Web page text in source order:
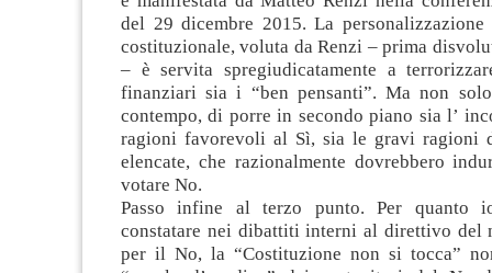
del 29 dicembre 2015. La personalizzazione
costituzionale, voluta da Renzi – prima
– è servita spregiudicatamente a
finanziari sia i “ben pensanti”. Ma non
contempo, di porre in secondo piano sia l’
ragioni favorevoli al Sì, sia le gravi ragioni
elencate, che razionalmente dovrebbero
votare No.
Passo infine al terzo punto. Per quanto
constatare nei dibattiti interni al direttivo del
per il No, la “Costituzione non si tocca”